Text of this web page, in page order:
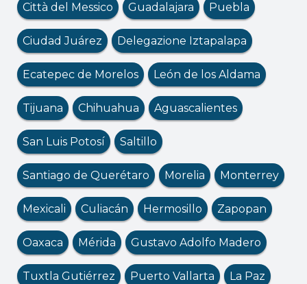
Città del Messico Guadalajara Puebla
Ciudad Juárez Delegazione Iztapalapa
Ecatepec de Morelos León de los Aldama
Tijuana Chihuahua Aguascalientes
San Luis Potosí Saltillo
Santiago de Querétaro Morelia Monterrey
Mexicali Culiacán Hermosillo Zapopan
Oaxaca Mérida Gustavo Adolfo Madero
Tuxtla Gutiérrez Puerto Vallarta La Paz